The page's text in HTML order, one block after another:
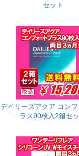
セット
デイリーズアクア コン
ラス90枚入2箱セ